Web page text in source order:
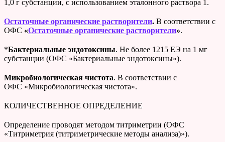
1,0 г субстанции, с использованием эталонного раствора 1.
Остаточные органические растворители. В соответствии с
ОФС «Остаточные органические растворители».
*Бактериальные эндотоксины. Не более 1215 ЕЭ на 1 мг
субстанции (ОФС «Бактериальные эндотоксины»).
Микробиологическая чистота. В соответствии с
ОФС «Микробиологическая чистота».
КОЛИЧЕСТВЕННОЕ ОПРЕДЕЛЕНИЕ
Определение проводят методом титриметрии (ОФС
«Титриметрия (титриметрические методы анализа)»).